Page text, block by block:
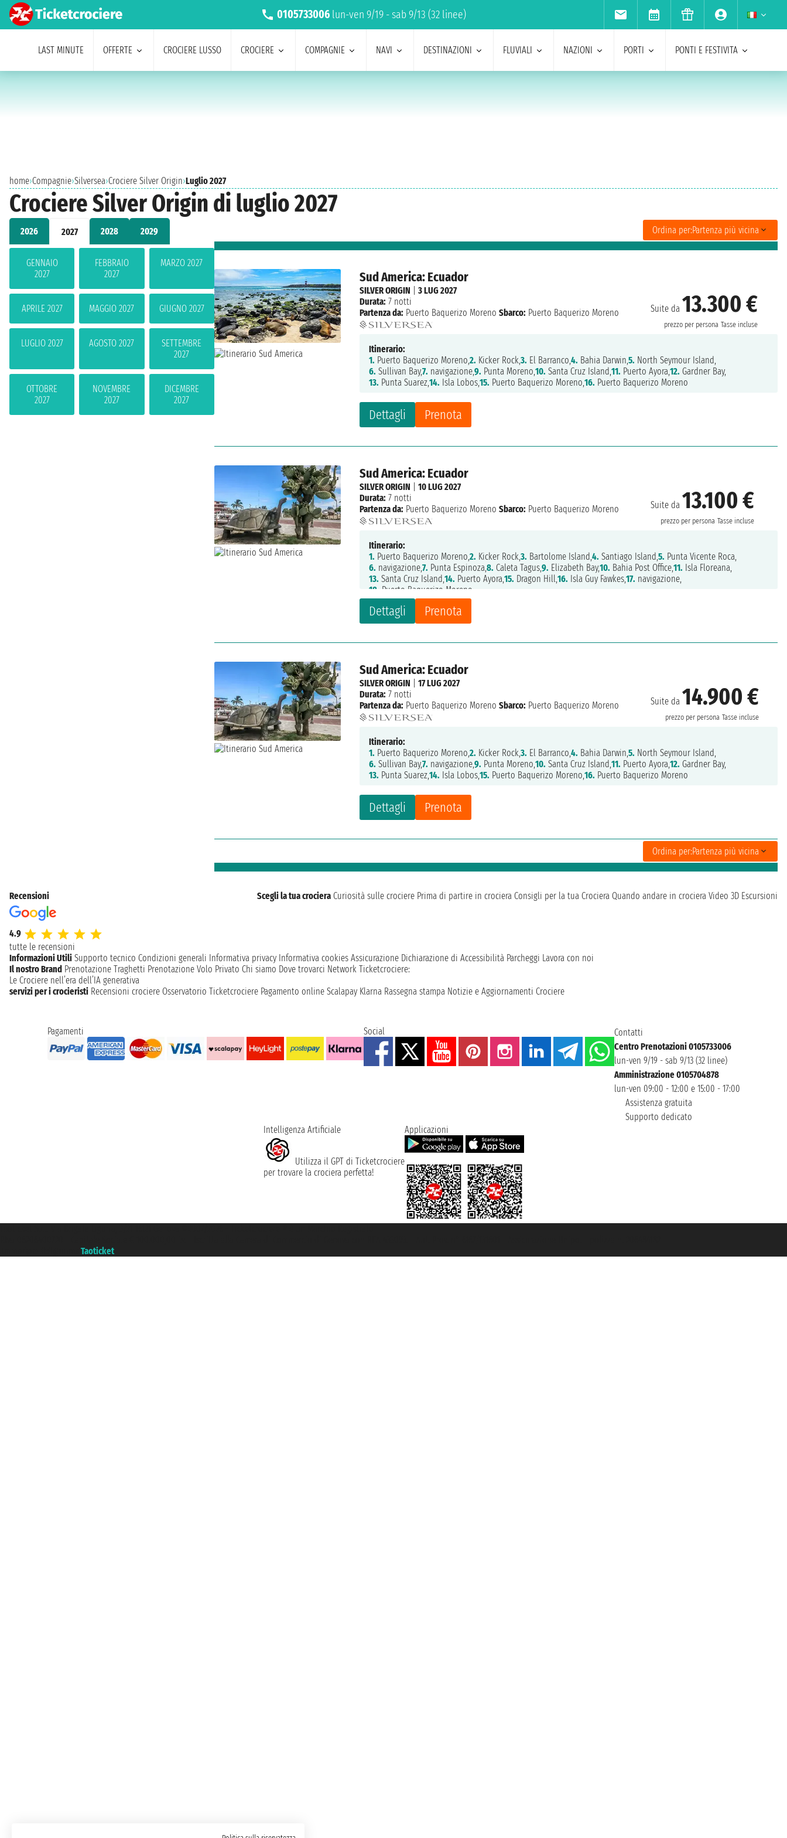
0105733006 lun-ven 9/19 - sab 9/13 (32 linee)
LAST MINUTE OFFERTE CROCIERE LUSSO CROCIERE COMPAGNIE NAVI DESTINAZIONI FLUVIALI NAZIONI PORTI PONTI E FESTIVITA
home›Compagnie›Silversea›Crociere Silver Origin›Luglio 2027
Crociere Silver Origin di luglio 2027
2026 2027 2028 2029
GENNAIO
2027
FEBBRAIO
2027
MARZO 2027
APRILE 2027 MAGGIO 2027 GIUGNO 2027
LUGLIO 2027 AGOSTO 2027
SETTEMBRE
2027
OTTOBRE
2027
NOVEMBRE
2027
DICEMBRE
2027
Ordina per:Partenza più vicina
Sud America: Ecuador
Suite da 13.300 €
prezzo per persona Tasse incluse
Dettagli Prenota
SILVER ORIGIN |3 LUG 2027
Durata: 7 notti
Partenza da: Puerto Baquerizo Moreno Sbarco: Puerto Baquerizo Moreno
Itinerario:
1. Puerto Baquerizo Moreno,2. Kicker Rock,3. El Barranco,4. Bahia Darwin,5. North Seymour Island,
6. Sullivan Bay,7. navigazione,9. Punta Moreno,10. Santa Cruz Island,11. Puerto Ayora,12. Gardner Bay,
13. Punta Suarez,14. Isla Lobos,15. Puerto Baquerizo Moreno,16. Puerto Baquerizo Moreno
Sud America: Ecuador
Suite da 13.100 €
prezzo per persona Tasse incluse
Dettagli Prenota
SILVER ORIGIN |10 LUG 2027
Durata: 7 notti
Partenza da: Puerto Baquerizo Moreno Sbarco: Puerto Baquerizo Moreno
Itinerario:
1. Puerto Baquerizo Moreno,2. Kicker Rock,3. Bartolome Island,4. Santiago Island,5. Punta Vicente Roca,
6. navigazione,7. Punta Espinoza,8. Caleta Tagus,9. Elizabeth Bay,10. Bahia Post Office,11. Isla Floreana,
13. Santa Cruz Island,14. Puerto Ayora,15. Dragon Hill,16. Isla Guy Fawkes,17. navigazione,
18. Puerto Baquerizo Moreno
Sud America: Ecuador
Suite da 14.900 €
prezzo per persona Tasse incluse
Dettagli Prenota
SILVER ORIGIN |17 LUG 2027
Durata: 7 notti
Partenza da: Puerto Baquerizo Moreno Sbarco: Puerto Baquerizo Moreno
Itinerario:
1. Puerto Baquerizo Moreno,2. Kicker Rock,3. El Barranco,4. Bahia Darwin,5. North Seymour Island,
6. Sullivan Bay,7. navigazione,9. Punta Moreno,10. Santa Cruz Island,11. Puerto Ayora,12. Gardner Bay,
13. Punta Suarez,14. Isla Lobos,15. Puerto Baquerizo Moreno,16. Puerto Baquerizo Moreno
Ordina per:Partenza più vicina
Recensioni
4.9
tutte le recensioni
Scegli la tua crociera Curiosità sulle crociere Prima di partire in crociera Consigli per la tua Crociera Quando andare in crociera Video 3D Escursioni
Informazioni Utili Supporto tecnico Condizioni generali Informativa privacy Informativa cookies Assicurazione Dichiarazione di Accessibilità Parcheggi Lavora con noi
Il nostro Brand Prenotazione Traghetti Prenotazione Volo Privato Chi siamo Dove trovarci Network Ticketcrociere:
Le Crociere nell’era dell’IA generativa
servizi per i crocieristi Recensioni crociere Osservatorio Ticketcrociere Pagamento online Scalapay Klarna Rassegna stampa Notizie e Aggiornamenti Crociere
Pagamenti Social
Contatti
Centro Prenotazioni 0105733006
lun-ven 9/19 - sab 9/13 (32 linee)
Amministrazione 0105704878
lun-ven 09:00 - 12:00 e 15:00 - 17:00
Assistenza gratuita
Supporto dedicato
Intelligenza Artificiale
Utilizza il GPT di Ticketcrociere
per trovare la crociera perfetta!
Applicazioni
Taoticket